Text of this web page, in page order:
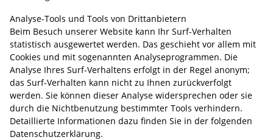
Analyse-Tools und Tools von Drittanbietern
Beim Besuch unserer Website kann Ihr Surf-Verhalten
statistisch ausgewertet werden. Das geschieht vor allem mit
Cookies und mit sogenannten Analyseprogrammen. Die
Analyse Ihres Surf-Verhaltens erfolgt in der Regel anonym;
das Surf-Verhalten kann nicht zu Ihnen zurückverfolgt
werden. Sie können dieser Analyse widersprechen oder sie
durch die Nichtbenutzung bestimmter Tools verhindern.
Detaillierte Informationen dazu finden Sie in der folgenden
Datenschutzerklärung.